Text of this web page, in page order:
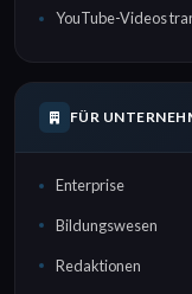
YouTube-Videos
FÜR
Enterprise
Bildungswesen
Redaktionen